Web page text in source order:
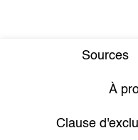
Sources
À
Clause